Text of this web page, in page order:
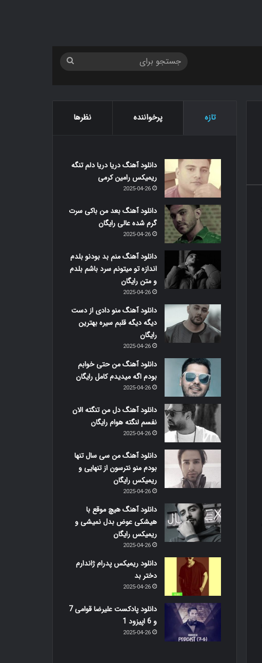
تازه پرخواننده نظرها
دانلود آهنگ دریا دریا دلم تنگه
ریمیکس رامین کرمی
2025-04-26
دانلود آهنگ بعد من باکی سرت
گرم شده عالی رایگان
2025-04-26
دانلود آهنگ منم بد بودنو بلدم
اندازه تو میتونم سرد باشم بلدم
و متن رایگان
2025-04-26
دانلود آهنگ منو دادی از دست
دیگه دیگه قلبم سیره بهترین
رایگان
2025-04-26
دانلود آهنگ من حتی خوابم
بودم اگه میدیدم کامل رایگان
2025-04-26
دانلود آهنگ دل من تنگته الان
نفسم لنگته هوام رایگان
2025-04-26
دانلود آهنگ من سی سال تنها
بودم منو نترسون از تنهایی و
ریمیکس رایگان
2025-04-26
دانلود آهنگ هیچ موقع با
هیشکی عوض بدل نمیشی و
ریمیکس رایگان
2025-04-26
دانلود ریمیکس پدرام ژاندارم
دختر بد
2025-04-26
دانلود پادکست علیرضا قوامی 7
و 6 اپیزود 1
2025-04-26